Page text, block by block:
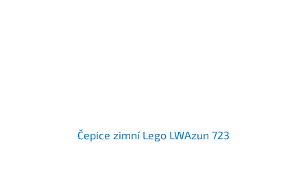
Čepice zimní Lego LWAzun 723